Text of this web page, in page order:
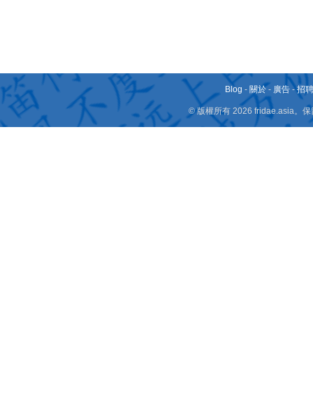
Blog - 關於 - 廣告 -招
© 版權所有 2026 fridae.asia。